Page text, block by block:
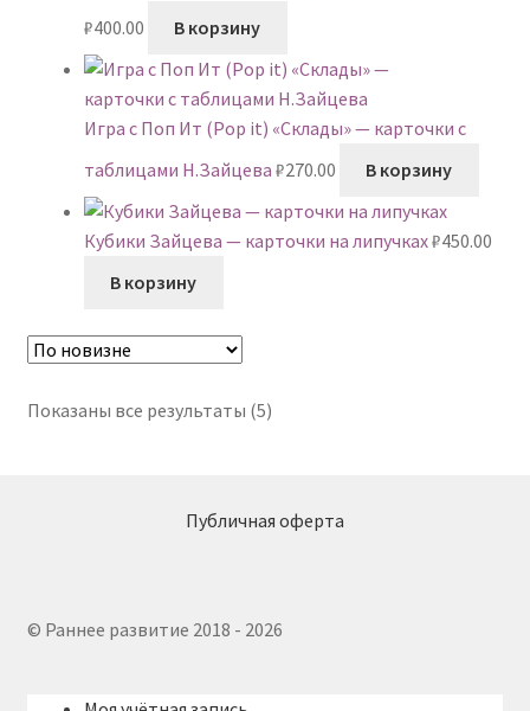
₽400.00 В корзину
Игра с Поп Ит (Pop it) «Склады» — карточки с
таблицами Н.Зайцева ₽270.00 В корзину
Кубики Зайцева — карточки на липучках₽450.00
В корзину
Показаны все результаты (5)Сортировка:
Публичная оферта
© Раннее развитие 2018 - 2026